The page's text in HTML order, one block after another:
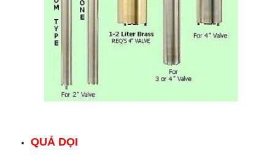
QUẢ DỌI